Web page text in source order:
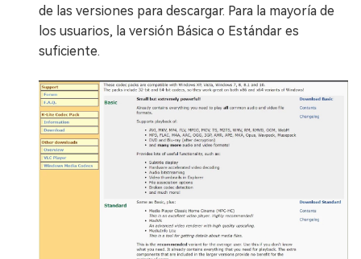
de las versiones para descargar. Para la mayoría de
los usuarios, la versión Básica o Estándar es
suficiente.